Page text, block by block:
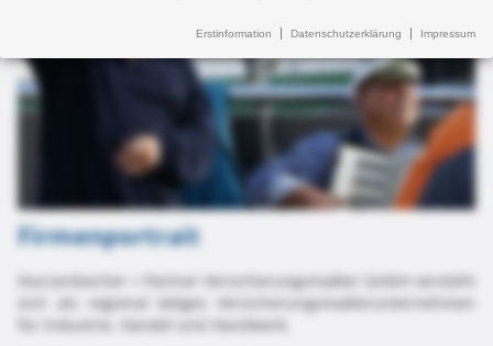
Erstinformation Datenschutzerklärung Impressum
Firmenportrait
Sturzenbecher + Partner Versicherungsmakler GmbH versteht
sich als regional tätiges Versicherungsmaklerunternehmen
für Industrie, Handel und Handwerk.